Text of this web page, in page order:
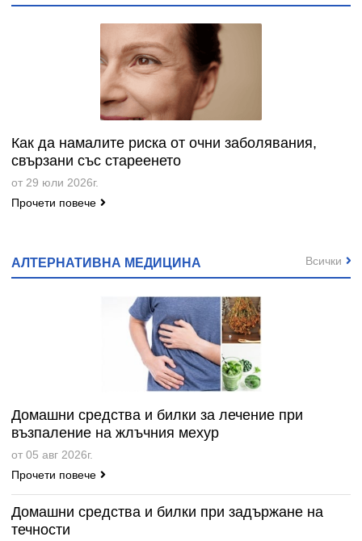
Как да намалите риска от очни заболявания,
свързани със стареенето
от 29 юли 2026г.
Прочети повече
АЛТЕРНАТИВНА МЕДИЦИНА
Домашни средства и билки за лечение при
възпаление на жлъчния мехур
от 05 авг 2026г.
Прочети повече
Домашни средства и билки при задържане на
течности
Всички